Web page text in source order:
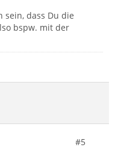
sein, dass Du die
bspw. mit der
#5